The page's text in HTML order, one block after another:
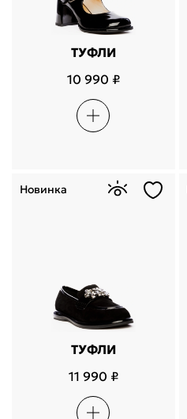
ТУФЛИ
10 990 ₽
ТУФЛИ
11 990 ₽
Новинка